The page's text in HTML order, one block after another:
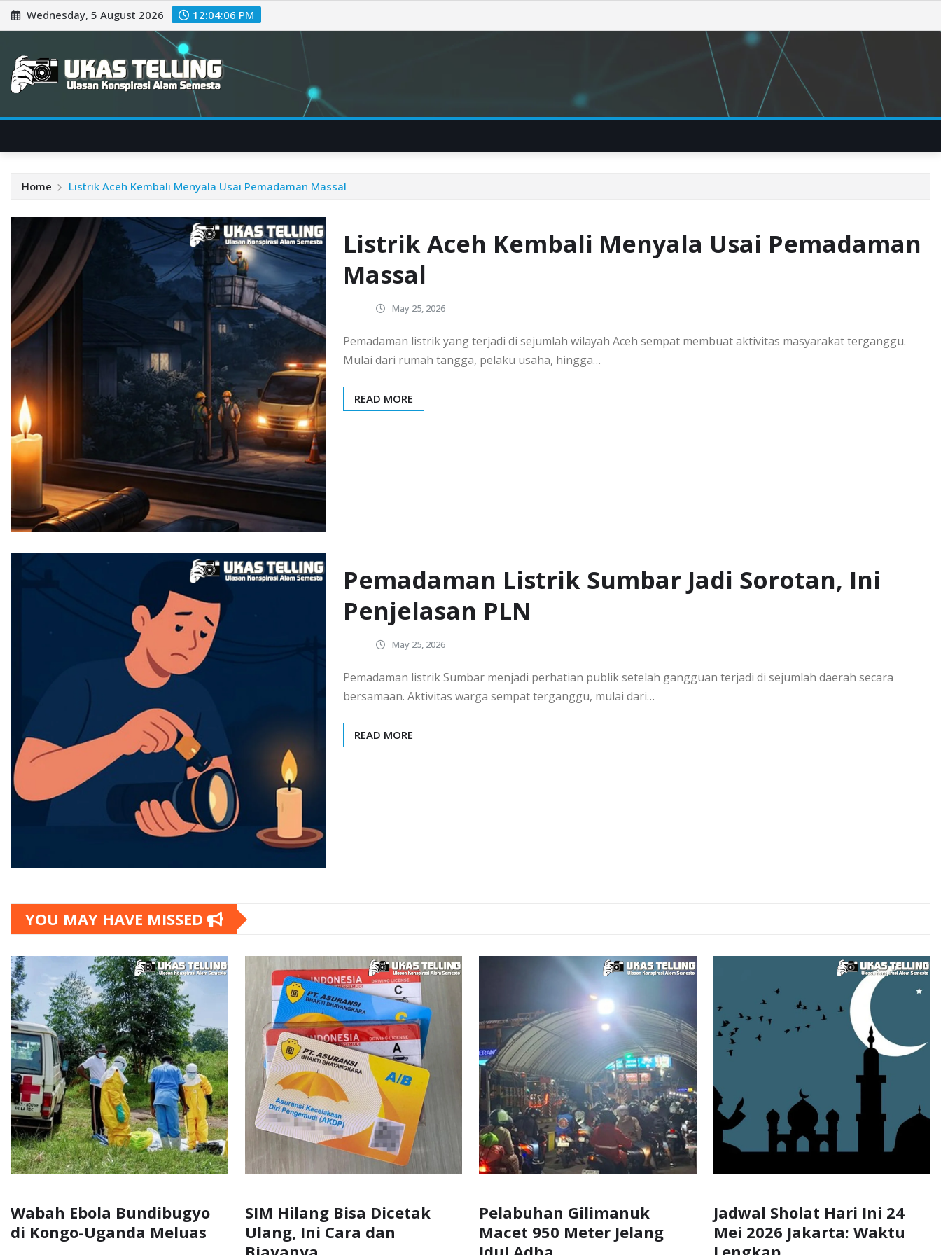
Skip
to
Wednesday, 5 August 2026 12:04:06 PM
Home Listrik Aceh Kembali Menyala Usai Pemadaman Massal
Listrik Aceh Kembali Menyala Usai Pemadaman
Massal
May 25, 2026
Pemadaman listrik yang terjadi di sejumlah wilayah Aceh sempat membuat aktivitas masyarakat terganggu.
Mulai dari rumah tangga, pelaku usaha, hingga…
READ MORE
Pemadaman Listrik Sumbar Jadi Sorotan, Ini
Penjelasan PLN
May 25, 2026
Pemadaman listrik Sumbar menjadi perhatian publik setelah gangguan terjadi di sejumlah daerah secara
bersamaan. Aktivitas warga sempat terganggu, mulai dari…
READ MORE
YOU MAY HAVE MISSED
Wabah Ebola Bundibugyo
di Kongo-Uganda Meluas
SIM Hilang Bisa Dicetak
Ulang, Ini Cara dan
Pelabuhan Gilimanuk
Macet 950 Meter Jelang
Jadwal Sholat Hari Ini 24
Mei 2026 Jakarta: Waktu